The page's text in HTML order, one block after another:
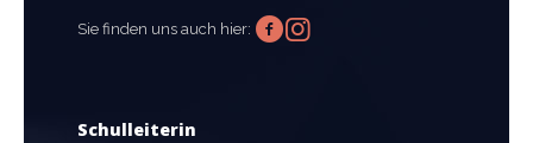
Sie finden uns auch hier:
Schulleiterin